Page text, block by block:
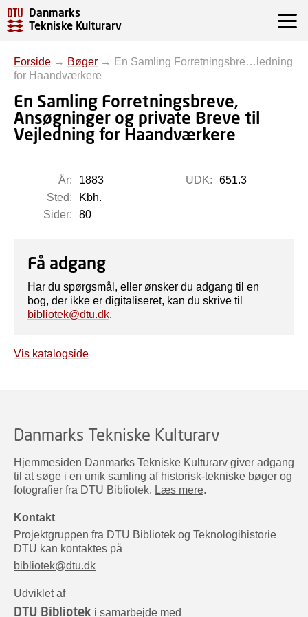
Danmarks
Tekniske Kulturarv
Forside → Bøger → En Samling Forretningsbre…ledning
for Haandværkere
En Samling Forretningsbreve,
Ansøgninger og private Breve til
Vejledning for Haandværkere
År:
1883
Sted:
Kbh.
Sider:
80
UDK: 651.3
Få adgang
Har du spørgsmål, eller ønsker du adgang til en
bog, der ikke er digitaliseret, kan du skrive til
bibliotek@dtu.dk.
Vis katalogside
Danmarks Tekniske Kulturarv
Hjemmesiden Danmarks Tekniske Kulturarv giver adgang
til at søge i en unik samling af historisk-tekniske bøger og
fotografier fra DTU Bibliotek. Læs mere.
Kontakt
Projektgruppen fra DTU Bibliotek og Teknologihistorie
DTU kan kontaktes på
bibliotek@dtu.dk
Udviklet af
DTU Bibliotek i samarbejde med